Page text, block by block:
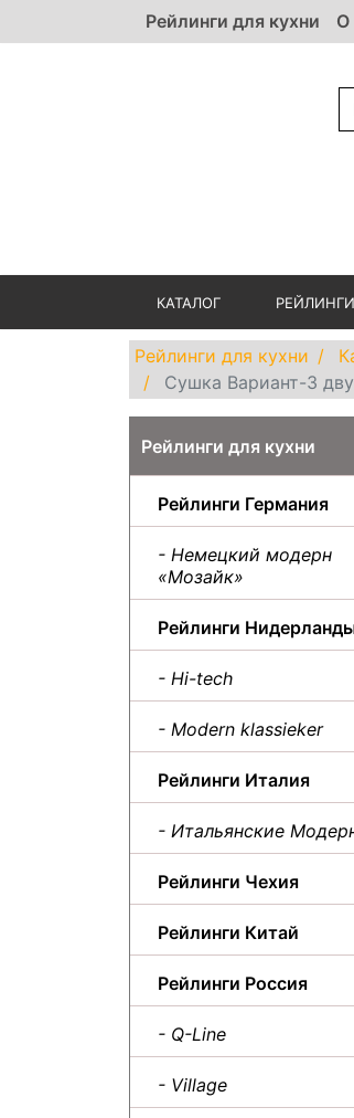
Рейлинги для кухни О
КАТАЛОГ
Рейлинги для кухни
Сушка Вариант-3
Рейлинги для кухни
Рейлинги Германия
- Немецкий модерн
«Мозайк»
Рейлинги
- Hi-tech
- Modern klassieker
Рейлинги Италия
- Итальянские
Рейлинги Чехия
Рейлинги Китай
Рейлинги Россия
- Q-Line
- Village